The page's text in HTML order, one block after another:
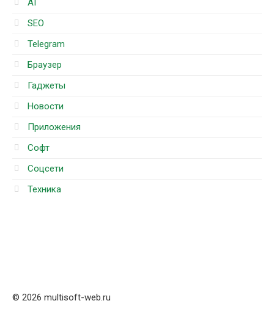
AI
SEO
Telegram
Браузер
Гаджеты
Новости
Приложения
Софт
Соцсети
Техника
© 2026 multisoft-web.ru